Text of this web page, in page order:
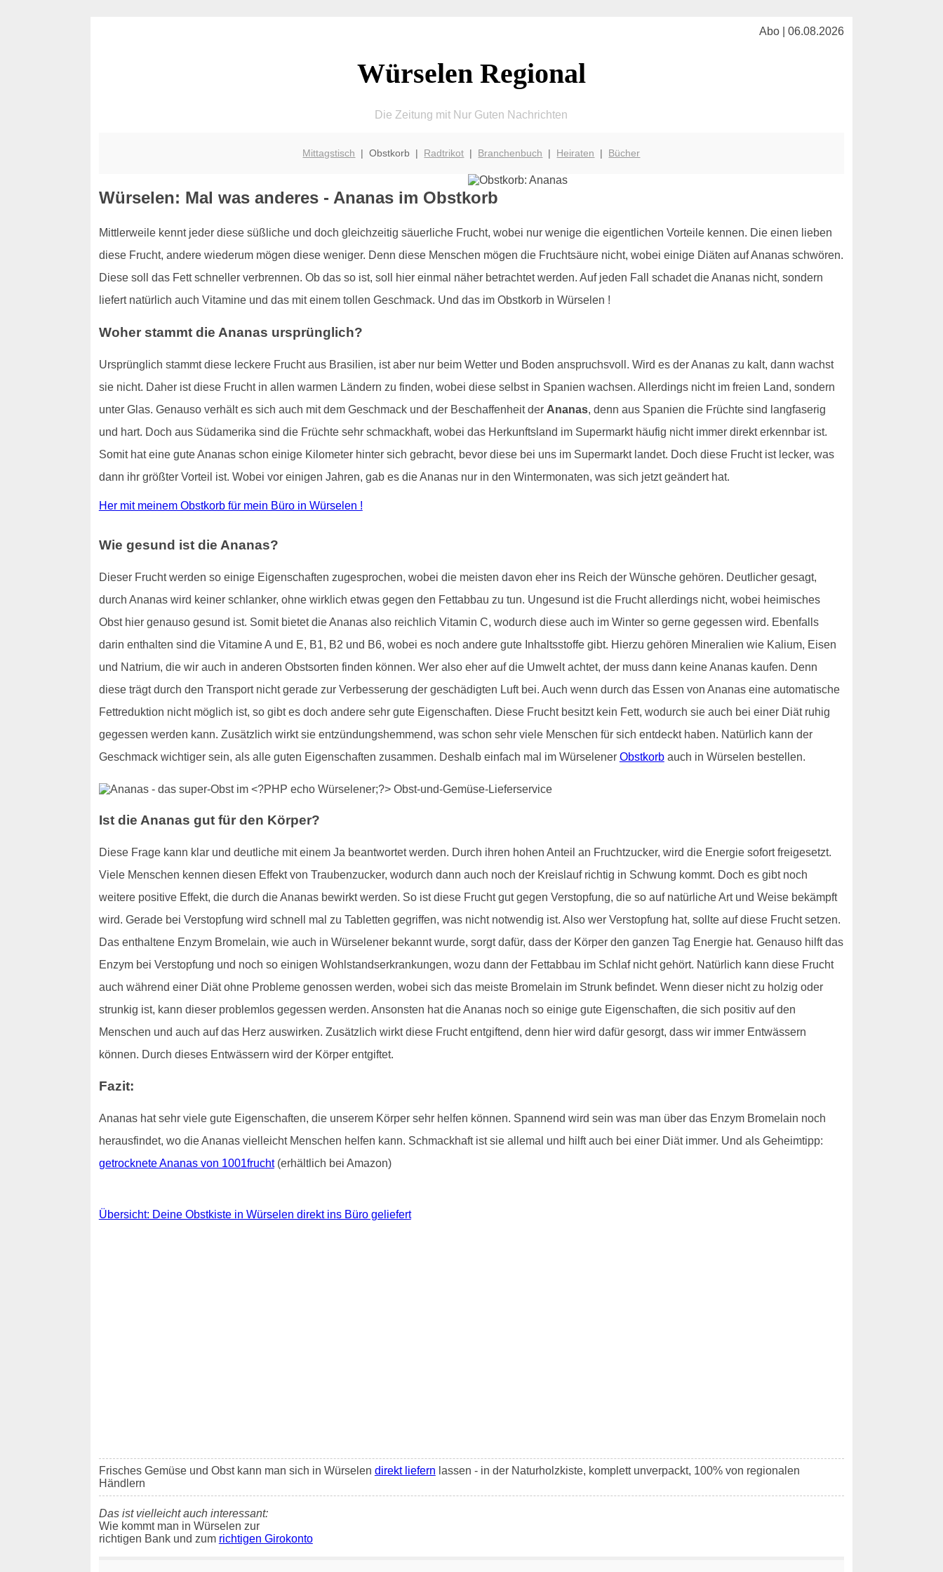
Abo | 06.08.2026
Würselen Regional
Die Zeitung mit Nur Guten Nachrichten
Mittagstisch | Obstkorb | Radtrikot | Branchenbuch | Heiraten | Bücher
Würselen: Mal was anderes - Ananas im Obstkorb
Mittlerweile kennt jeder diese süßliche und doch gleichzeitig säuerliche Frucht, wobei nur wenige die eigentlichen Vorteile kennen. Die einen lieben
diese Frucht, andere wiederum mögen diese weniger. Denn diese Menschen mögen die Fruchtsäure nicht, wobei einige Diäten auf Ananas schwören.
Diese soll das Fett schneller verbrennen. Ob das so ist, soll hier einmal näher betrachtet werden. Auf jeden Fall schadet die Ananas nicht, sondern
liefert natürlich auch Vitamine und das mit einem tollen Geschmack. Und das im Obstkorb in Würselen !
Woher stammt die Ananas ursprünglich?
Ursprünglich stammt diese leckere Frucht aus Brasilien, ist aber nur beim Wetter und Boden anspruchsvoll. Wird es der Ananas zu kalt, dann wachst
sie nicht. Daher ist diese Frucht in allen warmen Ländern zu finden, wobei diese selbst in Spanien wachsen. Allerdings nicht im freien Land, sondern
unter Glas. Genauso verhält es sich auch mit dem Geschmack und der Beschaffenheit der Ananas, denn aus Spanien die Früchte sind langfaserig
und hart. Doch aus Südamerika sind die Früchte sehr schmackhaft, wobei das Herkunftsland im Supermarkt häufig nicht immer direkt erkennbar ist.
Somit hat eine gute Ananas schon einige Kilometer hinter sich gebracht, bevor diese bei uns im Supermarkt landet. Doch diese Frucht ist lecker, was
dann ihr größter Vorteil ist. Wobei vor einigen Jahren, gab es die Ananas nur in den Wintermonaten, was sich jetzt geändert hat.
Her mit meinem Obstkorb für mein Büro in Würselen !
Wie gesund ist die Ananas?
Dieser Frucht werden so einige Eigenschaften zugesprochen, wobei die meisten davon eher ins Reich der Wünsche gehören. Deutlicher gesagt,
durch Ananas wird keiner schlanker, ohne wirklich etwas gegen den Fettabbau zu tun. Ungesund ist die Frucht allerdings nicht, wobei heimisches
Obst hier genauso gesund ist. Somit bietet die Ananas also reichlich Vitamin C, wodurch diese auch im Winter so gerne gegessen wird. Ebenfalls
darin enthalten sind die Vitamine A und E, B1, B2 und B6, wobei es noch andere gute Inhaltsstoffe gibt. Hierzu gehören Mineralien wie Kalium, Eisen
und Natrium, die wir auch in anderen Obstsorten finden können. Wer also eher auf die Umwelt achtet, der muss dann keine Ananas kaufen. Denn
diese trägt durch den Transport nicht gerade zur Verbesserung der geschädigten Luft bei. Auch wenn durch das Essen von Ananas eine automatische
Fettreduktion nicht möglich ist, so gibt es doch andere sehr gute Eigenschaften. Diese Frucht besitzt kein Fett, wodurch sie auch bei einer Diät ruhig
gegessen werden kann. Zusätzlich wirkt sie entzündungshemmend, was schon sehr viele Menschen für sich entdeckt haben. Natürlich kann der
Geschmack wichtiger sein, als alle guten Eigenschaften zusammen. Deshalb einfach mal im Würselener Obstkorbauch in Würselen bestellen.
Ist die Ananas gut für den Körper?
Diese Frage kann klar und deutliche mit einem Ja beantwortet werden. Durch ihren hohen Anteil an Fruchtzucker, wird die Energie sofort freigesetzt.
Viele Menschen kennen diesen Effekt von Traubenzucker, wodurch dann auch noch der Kreislauf richtig in Schwung kommt. Doch es gibt noch
weitere positive Effekt, die durch die Ananas bewirkt werden. So ist diese Frucht gut gegen Verstopfung, die so auf natürliche Art und Weise bekämpft
wird. Gerade bei Verstopfung wird schnell mal zu Tabletten gegriffen, was nicht notwendig ist. Also wer Verstopfung hat, sollte auf diese Frucht setzen.
Das enthaltene Enzym Bromelain, wie auch in Würselener bekannt wurde, sorgt dafür, dass der Körper den ganzen Tag Energie hat. Genauso hilft das
Enzym bei Verstopfung und noch so einigen Wohlstandserkrankungen, wozu dann der Fettabbau im Schlaf nicht gehört. Natürlich kann diese Frucht
auch während einer Diät ohne Probleme genossen werden, wobei sich das meiste Bromelain im Strunk befindet. Wenn dieser nicht zu holzig oder
strunkig ist, kann dieser problemlos gegessen werden. Ansonsten hat die Ananas noch so einige gute Eigenschaften, die sich positiv auf den
Menschen und auch auf das Herz auswirken. Zusätzlich wirkt diese Frucht entgiftend, denn hier wird dafür gesorgt, dass wir immer Entwässern
können. Durch dieses Entwässern wird der Körper entgiftet.
Fazit:
Ananas hat sehr viele gute Eigenschaften, die unserem Körper sehr helfen können. Spannend wird sein was man über das Enzym Bromelain noch
herausfindet, wo die Ananas vielleicht Menschen helfen kann. Schmackhaft ist sie allemal und hilft auch bei einer Diät immer. Und als Geheimtipp:
getrocknete Ananas von 1001frucht(erhältlich bei Amazon)
Übersicht: Deine Obstkiste in Würselen direkt ins Büro geliefert
Frisches Gemüse und Obst kann man sich in Würselen direkt liefern lassen - in der Naturholzkiste, komplett unverpackt, 100% von regionalen
Händlern
Das ist vielleicht auch interessant:
Wie kommt man in Würselen zur
richtigen Bank und zum richtigen Girokonto